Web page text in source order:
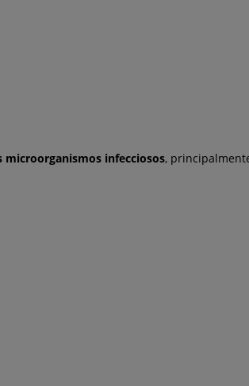
microorganismos infecciosos,